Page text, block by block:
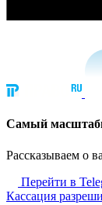
Cамый
Рассказываем о
Перейти в
Кассация